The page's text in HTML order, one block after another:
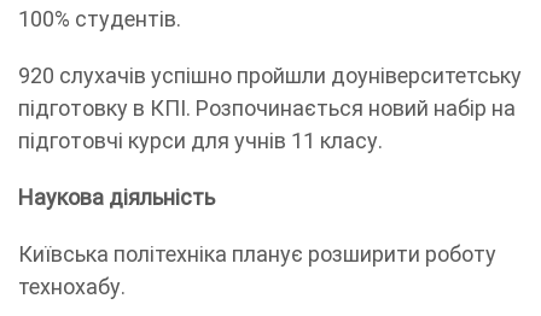
100% студентів.
920 слухачів успішно пройшли доуніверситетську
підготовку в КПІ. Розпочинається новий набір на
підготовчі курси для учнів 11 класу.
Наукова діяльність
Київська політехніка планує розширити роботу
технохабу.